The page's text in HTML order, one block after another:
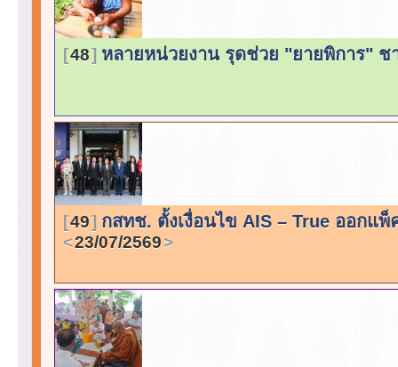
48 หลายหน่วยงาน รุดช่วย "ยายพิการ"
49 กสทช. ตั้งเงื่อนไข AIS – True ออกแ
23/07/2569